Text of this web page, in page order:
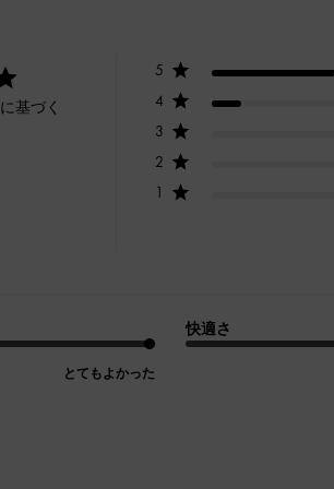
基づく
5
4
3
2
1
とてもよかった
快適さ